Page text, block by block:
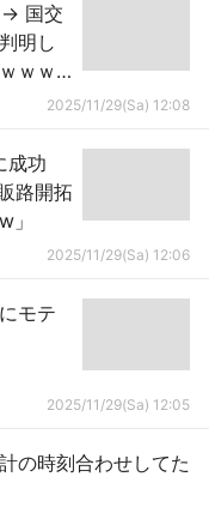
→ 国交
明し
ｗｗ
2025/11/29(Sa) 12:08
成功
路開拓
」
2025/11/29(Sa) 12:06
モテ
2025/11/29(Sa) 12:05
の時刻合わせしてた